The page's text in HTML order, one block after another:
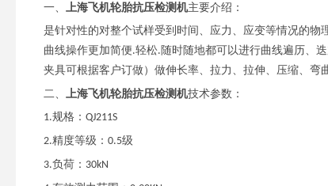
一、 上海飞机轮胎抗压检测机主要介绍：
是针对性的对整个试样受到时间、应力、应变等情况的物
曲线操作更加简便.轻松. 随时随地都可以进行曲线遍历、
夹具可根据客户订做）做伸长率、拉力、拉伸、压缩、
二、
上海飞机轮胎抗压检测机技术参数：
1.规格： QJ211S
2.精度等级： 0.5级
3.负荷： 30kN